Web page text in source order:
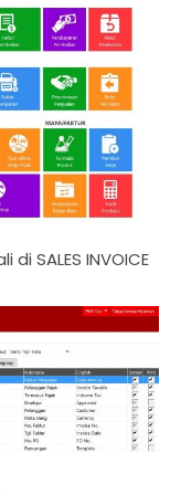
di SALES INVOICE